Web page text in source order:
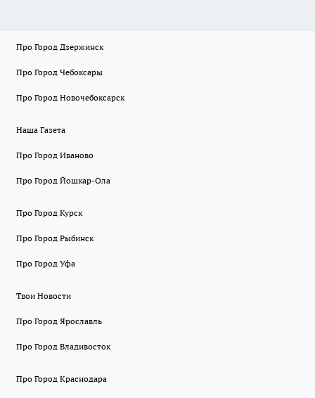
Про Город Дзержинск
Про Город Чебоксары
Про Город Новочебоксарск
Наша Газета
Про Город Иваново
Про Город Йошкар-Ола
Про Город Курск
Про Город Рыбинск
Про Город Уфа
Твои Новости
Про Город Ярославль
Про Город Владивосток
Про Город Краснодара